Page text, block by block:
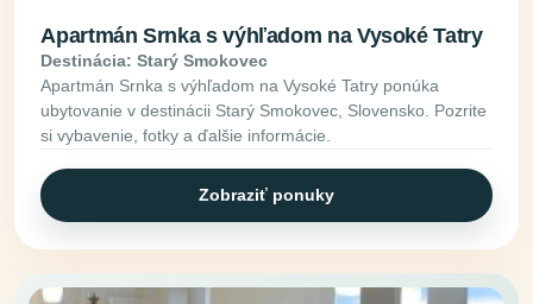
Apartmán Srnka s výhľadom na Vysoké Tatry
Destinácia: Starý Smokovec
Apartmán Srnka s výhľadom na Vysoké Tatry ponúka
ubytovanie v destinácii Starý Smokovec, Slovensko. Pozrite
si vybavenie, fotky a ďalšie informácie.
Zobraziť ponuky